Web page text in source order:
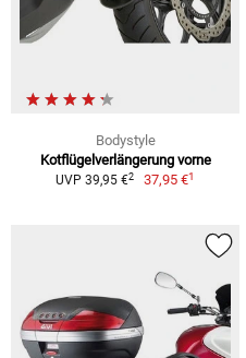
Bodystyle
Kotflügelverlängerung vorne
UVP 39,95 €2 37,95 €1